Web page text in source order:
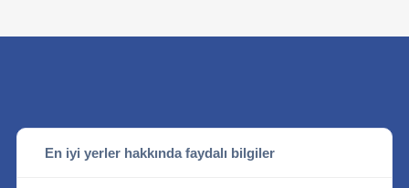
En iyi yerler hakkında faydalı bilgiler